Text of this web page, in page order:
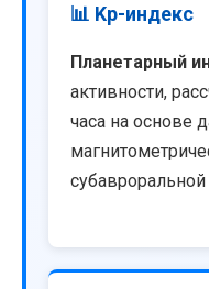
📊 Kp-индекс
Планетарный
активности,
часа на основе